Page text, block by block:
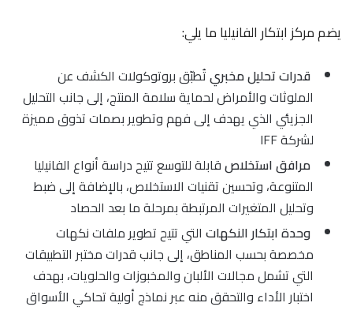
يضم مركز ابتكار الفانيليا ما يلي:
قدرات تحليل مخبريتُطبّق بروتوكولات الكشف عن
الملوثات والأمراض لحماية سلامة المنتج، إلى جانب التحليل
الجزيئي الذي يهدف إلى فهم وتطوير بصمات تذوق مميزة
لشركة IFF
مرافق استخلاصقابلة للتوسع تتيح دراسة أنواع الفانيليا
المتنوعة، وتحسين تقنيات الاستخلاص، بالإضافة إلى ضبط
وتحليل المتغيرات المرتبطة بمرحلة ما بعد الحصاد
وحدة ابتكار النكهات التي تتيح تطوير ملفات نكهات
مخصصة بحسب المناطق، إلى جانب قدرات مختبر التطبيقات
التي تشمل مجالات الألبان والمخبوزات والحلويات، بهدف
اختبار الأداء والتحقق منه عبر نماذج أولية تحاكي الأسواق